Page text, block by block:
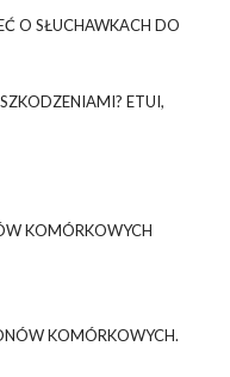
O SŁUCHAWKACH DO
ETUI,
KOMÓRKOWYCH
KOMÓRKOWYCH.